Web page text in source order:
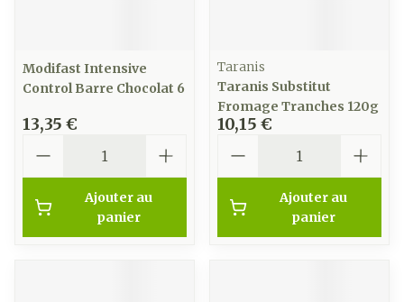
Modifast Intensive
Control Barre Chocolat 6
13,35 €
Ajouter au
panier
Taranis
Taranis Substitut
Fromage Tranches 120g
10,15 €
Ajouter au
panier